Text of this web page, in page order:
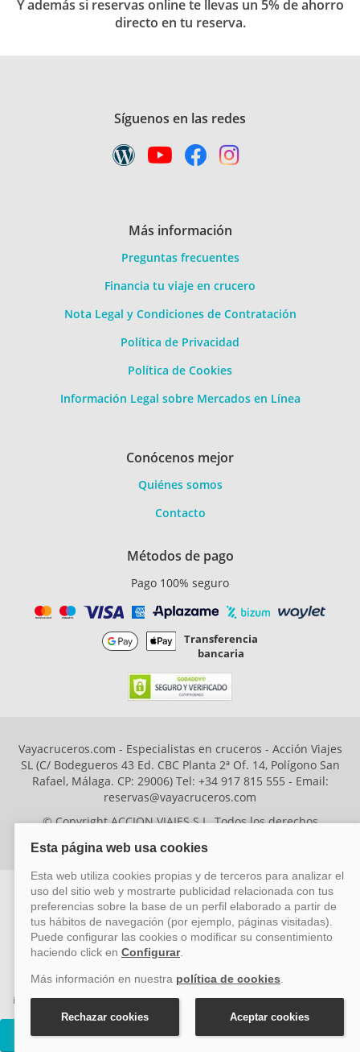
Cruceros Carnival Paradise
Y además si reservas online te llevas un 5% de ahorro
directo en tu reserva.
Síguenos en las redes
Más información
Preguntas frecuentes
Financia tu viaje en crucero
Nota Legal y Condiciones de Contratación
Política de Privacidad
Política de Cookies
Información Legal sobre Mercados en Línea
Conócenos mejor
Quiénes somos
Contacto
Métodos de pago
Pago 100% seguro
Transferencia
bancaria
Vayacruceros.com - Especialistas en cruceros - Acción Viajes
SL (C/ Bodegueros 43 Ed. CBC Planta 2ª Of. 14, Polígono San
Rafael, Málaga. CP: 29006) Tel: +34 917 815 555 - Email:
reservas@vayacruceros.com
© Copyright ACCION VIAJES S.L. Todos los derechos
ACCION VIAJES SL ha sido beneficiaria del Fondo Europeo de Desarrollo
Regional (FEDER), cuyo objetivo es mejorar la competitividad de las pymes
mediante el impulso de la innovación, el desarrollo tecnológico, la
investigación de calidad y el uso seguro y fiable del ciberespacio. Gracias a
esta financiación, la empresa ha puesto en marcha un Plan de Acción
durante el año 2026 para reforzar su competitividad empresarial,
promoviendo la innovación y la ciberseguridad. Para ello, ha contado con el